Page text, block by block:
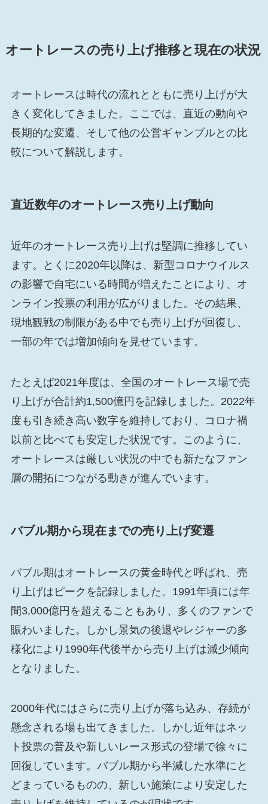
オートレースの売り上げ推移と現在の状況
オートレースは時代の流れとともに売り上げが大
きく変化してきました。ここでは、直近の動向や
長期的な変遷、そして他の公営ギャンブルとの比
較について解説します。
直近数年のオートレース売り上げ動向
近年のオートレース売り上げは堅調に推移してい
ます。とくに2020年以降は、新型コロナウイルス
の影響で自宅にいる時間が増えたことにより、オ
ンライン投票の利用が広がりました。その結果、
現地観戦の制限がある中でも売り上げが回復し、
一部の年では増加傾向を見せています。
たとえば2021年度は、全国のオートレース場で売
り上げが合計約1,500億円を記録しました。2022年
度も引き続き高い数字を維持しており、コロナ禍
以前と比べても安定した状況です。このように、
オートレースは厳しい状況の中でも新たなファン
層の開拓につながる動きが進んでいます。
バブル期から現在までの売り上げ変遷
バブル期はオートレースの黄金時代と呼ばれ、売
り上げはピークを記録しました。1991年頃には年
間3,000億円を超えることもあり、多くのファンで
賑わいました。しかし景気の後退やレジャーの多
様化により1990年代後半から売り上げは減少傾向
となりました。
2000年代にはさらに売り上げが落ち込み、存続が
懸念される場も出てきました。しかし近年はネッ
ト投票の普及や新しいレース形式の登場で徐々に
回復しています。バブル期から半減した水準にと
どまっているものの、新しい施策により安定した